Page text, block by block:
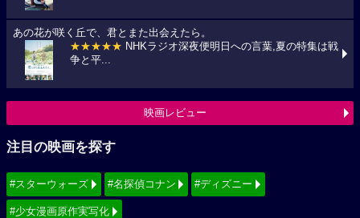
あの花が咲く丘で、君とまた出会えたら。
★★★★★ NHKラジオ深夜便明日への言葉,夏の特集は戦
争と平...
映画レビュー
注目の映画を探す
#スターウォーズ #名探偵コナン #ディズニー
#少女漫画原作実写化